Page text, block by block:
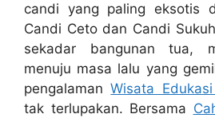
candi yang paling eksotis
Candi Ceto dan Candi
sekadar bangunan tua,
menuju masa lalu yang
pengalamanWisata
tak terlupakan. Bersama